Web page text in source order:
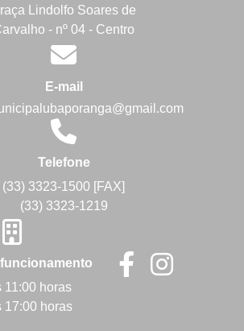
Lindolfo Soares de
- nº 04 - Centro
E-mail
Telefone
(33) 3323-1500 [FAX]
(33) 3323-1219
11:00 horas
17:00 horas